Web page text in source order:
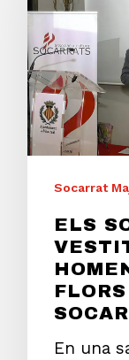
Socarrat
ELS
En una